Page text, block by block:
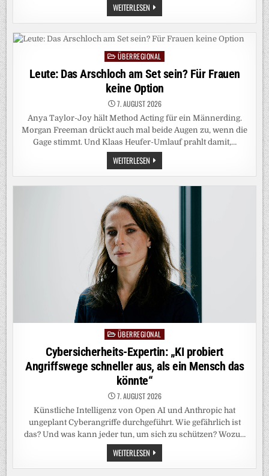
WEITERLESEN RADSPORT:
DIE
TOUR
DE
FEMMES
ÜBER
DEN
SCHUMMEL-
BH
Posted
in
ÜBERREGIONAL
Leute: Das Arschloch am Set sein? Für Frauen
keine Option
7. AUGUST 2026
Anya Taylor-Joy hält Method Acting für ein Männerding.
Morgan Freeman drückt auch mal beide Augen zu, wenn die
Gage stimmt. Und Klaas Heufer-Umlauf prahlt damit,…
WEITERLESEN LEUTE:
DAS
ARSCHLOCH
FÜR
FRAUEN
KEINE
OPTION
PostedÜBERREGIONAL
Cybersicherheits-Expertin: „KI probiert
Angriffswege schneller aus, als ein Mensch das
könnte“
7. AUGUST 2026
Künstliche Intelligenz von Open AI und Anthropic hat
ungeplant Cyberangriffe durchgeführt. Wie gefährlich ist
das? Und was kann jeder tun, um sich zu schützen? Wozu…
WEITERLESEN CYBERSICHERHEITS-
EXPERTIN:
„KI